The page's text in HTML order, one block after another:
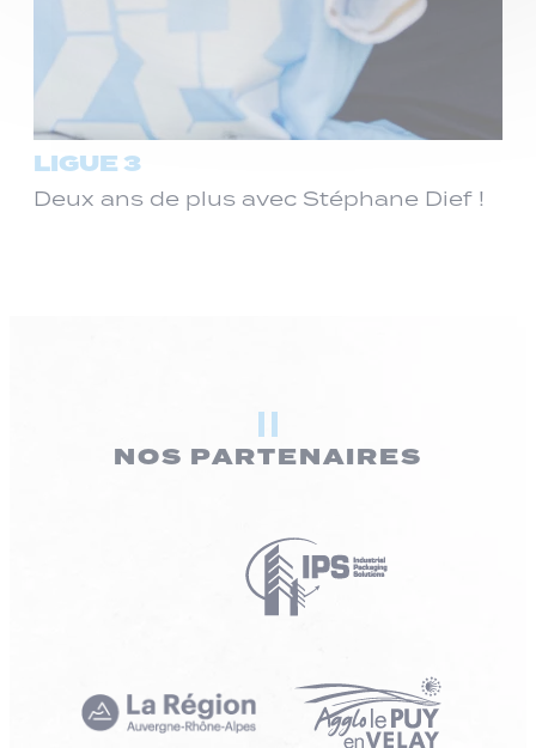
LIGUE 3
Deux ans de plus avec Stéphane Dief !
NOS PARTENAIRES